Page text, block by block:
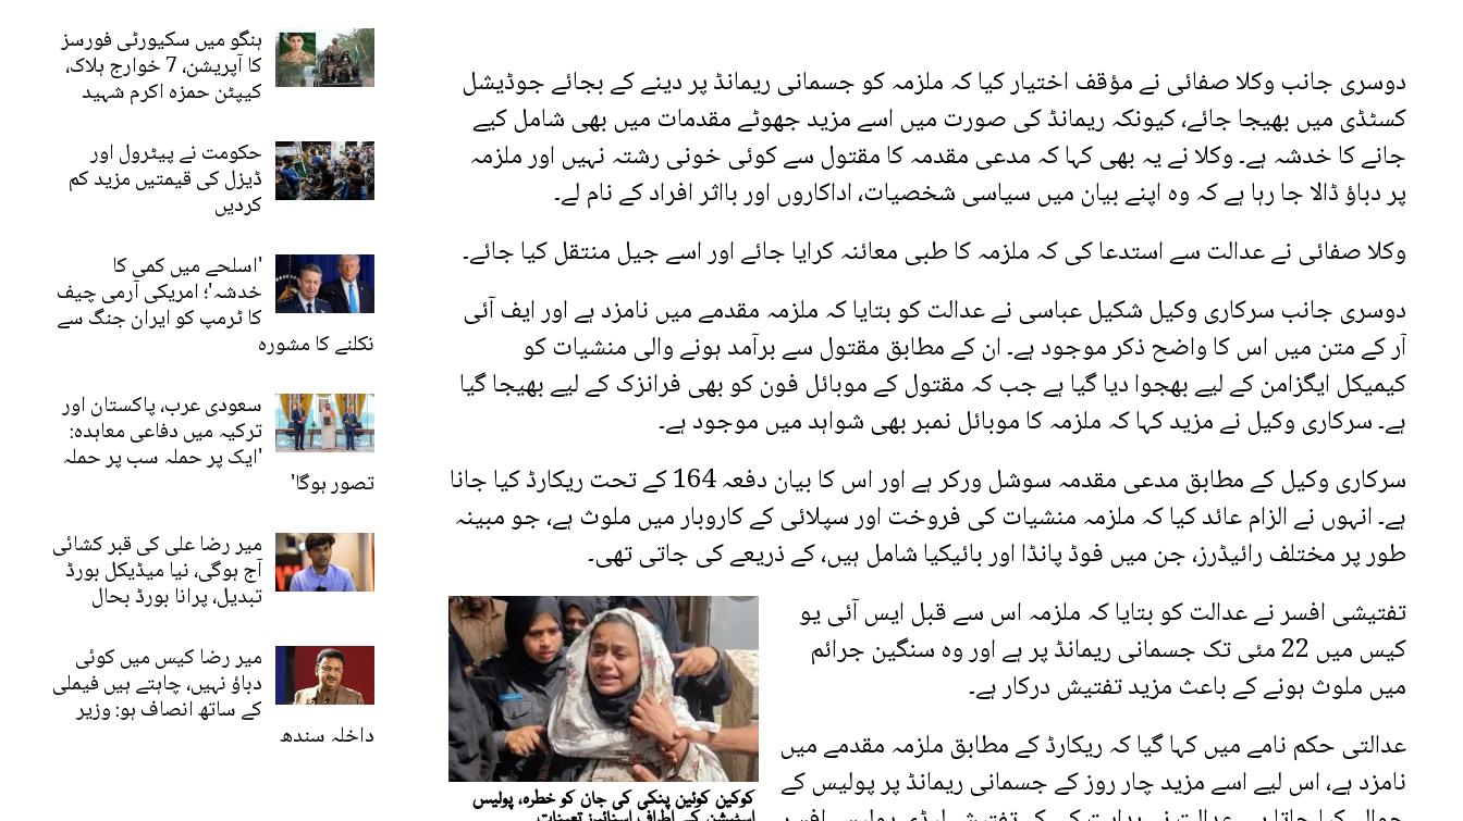
دوسری جانب وکلا صفائی نے مؤقف اختیار کیا کہ ملزمہ کو جسمانی ریمانڈ پر دینے کے بجائے جوڈیشل
کسٹڈی میں بھیجا جائے، کیونکہ ریمانڈ کی صورت میں اسے مزید جھوٹے مقدمات میں بھی شامل کیے
جانے کا خدشہ ہے۔ وکلا نے یہ بھی کہا کہ مدعی مقدمہ کا مقتول سے کوئی خونی رشتہ نہیں اور ملزمہ
پر دباؤ ڈالا جا رہا ہے کہ وہ اپنے بیان میں سیاسی شخصیات، اداکاروں اور بااثر افراد کے نام لے۔
وکلا صفائی نے عدالت سے استدعا کی کہ ملزمہ کا طبی معائنہ کرایا جائے اور اسے جیل منتقل کیا جائے۔
دوسری جانب سرکاری وکیل شکیل عباسی نے عدالت کو بتایا کہ ملزمہ مقدمے میں نامزد ہے اور ایف آئی
آر کے متن میں اس کا واضح ذکر موجود ہے۔ ان کے مطابق مقتول سے برآمد ہونے والی منشیات کو
کیمیکل ایگزامن کے لیے بھجوا دیا گیا ہے جب کہ مقتول کے موبائل فون کو بھی فرانزک کے لیے بھیجا گیا
ہے۔ سرکاری وکیل نے مزید کہا کہ ملزمہ کا موبائل نمبر بھی شواہد میں موجود ہے۔
سرکاری وکیل کے مطابق مدعی مقدمہ سوشل ورکر ہے اور اس کا بیان دفعہ 164 کے تحت ریکارڈ کیا جانا
ہے۔ انہوں نے الزام عائد کیا کہ ملزمہ منشیات کی فروخت اور سپلائی کے کاروبار میں ملوث ہے، جو مبینہ
طور پر مختلف رائیڈرز، جن میں فوڈ پانڈا اور بائیکیا شامل ہیں، کے ذریعے کی جاتی تھی۔
تفتیشی افسر نے عدالت کو بتایا کہ ملزمہ اس سے قبل ایس آئی یو
کیس میں 22 مئی تک جسمانی ریمانڈ پر ہے اور وہ سنگین جرائم
میں ملوث ہونے کے باعث مزید تفتیش درکار ہے۔
عدالتی حکم نامے میں کہا گیا کہ ریکارڈ کے مطابق ملزمہ مقدمے میں
نامزد ہے، اس لیے اسے مزید چار روز کے جسمانی ریمانڈ پر پولیس کے
ہنگو میں سکیورٹی فورسز
کا آپریشن، 7 خوارج ہلاک،
کیپٹن حمزہ اکرم شہید
حکومت نے پیٹرول اور
ڈیزل کی قیمتیں مزید کم
کردیں
'اسلحے میں کمی کا
خدشہ'؛ امریکی آرمی چیف
کا ٹرمپ کو ایران جنگ سے
نکلنے کا مشورہ
سعودی عرب، پاکستان اور
ترکیہ میں دفاعی معاہدہ:
'ایک پر حملہ سب پر حملہ
تصور ہوگا'
میر رضا علی کی قبر کشائی
آج ہوگی، نیا میڈیکل بورڈ
تبدیل، پرانا بورڈ بحال
میر رضا کیس میں کوئی
دباؤ نہیں، چاہتے ہیں فیملی
کے ساتھ انصاف ہو: وزیر
داخلہ سندھ